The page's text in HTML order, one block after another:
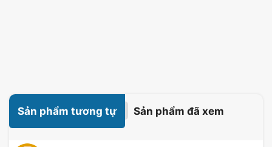
Sản phẩm tương tự Sản phẩm đã xem